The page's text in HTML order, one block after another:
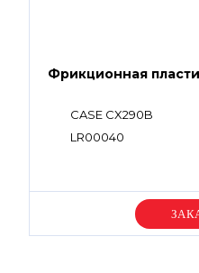
Фрикционная
CASE CX290B
LR00040